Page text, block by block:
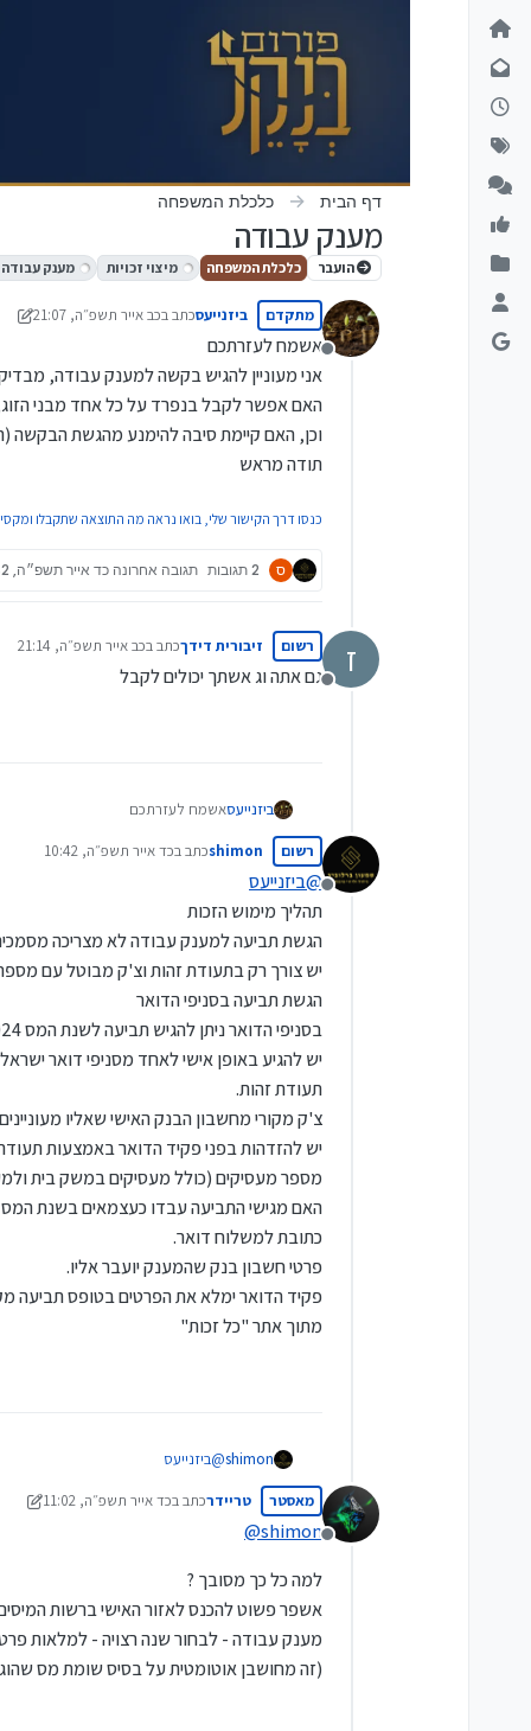
דילוג לתוכן
דף הבית כלכלת המשפחה
מענק עבודה
הועבר כלכלת המשפחה מיצוי זכויות מענק עבודה
מנותק
מתקדם ביזנייעסכתב בכב אייר תשפ״ה, 21:07
נערך לאחרונה על ידי
אשמח לעזרתכם
אני מעוניין להגיש בקשה למענק עבודה,
האם אפשר לקבל בנפרד על כל אחד מבני
וכן, האם קיימת סיבה להימנע מהגשת הבקשה
תודה מראש
כנסו דרך הקישור שלי, בואו נראה מה התוצאה שתקבלו
ס 2 תגובות תגובה אחרונה כד אייר תשפ״ה, 10:42
ז
מנותק
רשום זיבורית דידךכתב בכב אייר תשפ״ה, 21:14
נערך לאחרונה על ידי
גם אתה וג אשתך יכולים לקבל
ביזנייעסאשמח לעזרתכם
האם אפשר לקבל בנפרד על כל אחד
מנותק
רשום shimonכתב בכד אייר תשפ״ה, 10:42
נערך לאחרונה על ידי
@ביזנייעס
תהליך מימוש הזכות
הגשת תביעה למענק עבודה לא מצריכה מסמכים
יש צורך רק בתעודת זהות וצ'ק מבוטל עם
הגשת תביעה בסניפי הדואר
בסניפי הדואר ניתן להגיש תביעה לשנת המס 2024 בלבד, עד ל-27.12.2025.
יש להגיע באופן אישי לאחד מסניפי דואר
תעודת זהות.
צ'ק מקורי מחשבון הבנק האישי שאליו
יש להזדהות בפני פקיד הדואר באמצעות
מספר מעסיקים (כולל מעסיקים במשק בית
האם מגישי התביעה עבדו כעצמאים בשנת
כתובת למשלוח דואר.
פרטי חשבון בנק שהמענק יועבר אליו.
פקיד הדואר ימלא את הפרטים בטופס תביעה
מתוך אתר "כל זכות"
shimon
@ביזנייעס
הגשת תביעה למענק עבודה לא מצריכה
בסניפי הדואר ניתן להגיש תביעה לשנת המס 2024 בלבד, עד ל-
יש להגיע באופן אישי לאחד מסניפי
תעודת זהות.
צ'ק מקורי מחשבון הבנק האישי שאליו
יש להזדהות בפני פקיד הדואר
מספר מעסיקים (כולל מעסיקים במשק
מנותק
מאסטר טריידרכתב בכד אייר תשפ״ה, 11:02
נערך לאחרונה על ידי טריידר
@shimon
למה כל כך מסובך ?
אשפר פשוט להכנס לאזור האישי ברשות
מענק עבודה - לבחור שנה רצויה - למלאות
(זה מחושבן אוטומטית על בסיס שומת מס